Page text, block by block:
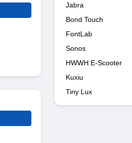
Jabra
Bond Touch
FontLab
Sonos
HWWH E-Scooter
Kuxiu
Tiny Lux